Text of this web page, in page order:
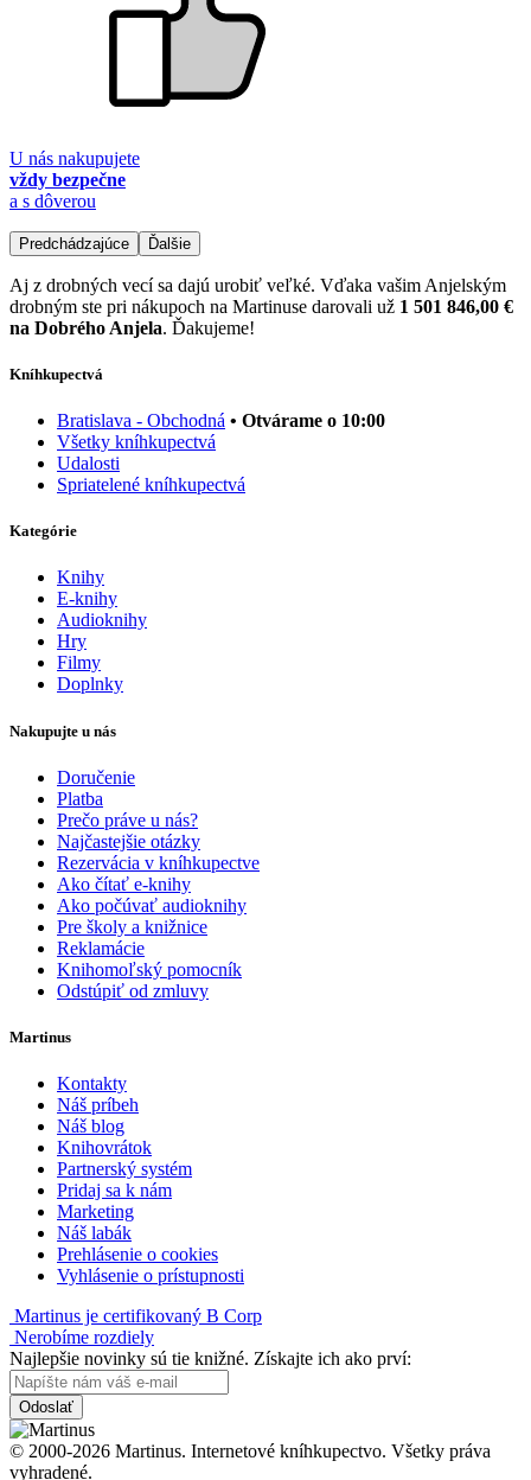
U nás nakupujete
vždy bezpečne
a s dôverou
Predchádzajúce Ďalšie
Aj z drobných vecí sa dajú urobiť veľké. Vďaka vašim Anjelským
drobným ste pri nákupoch na Martinuse darovali už 1 501 846,00 €
na Dobrého Anjela. Ďakujeme!
Kníhkupectvá
Bratislava - Obchodná • Otvárame o 10:00
Všetky kníhkupectvá
Udalosti
Spriatelené kníhkupectvá
Kategórie
Knihy
E-knihy
Audioknihy
Hry
Filmy
Doplnky
Nakupujte u nás
Doručenie
Platba
Prečo práve u nás?
Najčastejšie otázky
Rezervácia v kníhkupectve
Ako čítať e-knihy
Ako počúvať audioknihy
Pre školy a knižnice
Reklamácie
Knihomoľský pomocník
Odstúpiť od zmluvy
Martinus
Kontakty
Náš príbeh
Náš blog
Knihovrátok
Partnerský systém
Pridaj sa k nám
Marketing
Náš labák
Prehlásenie o cookies
Vyhlásenie o prístupnosti
Martinus je certifikovaný B Corp
Nerobíme rozdiely
Najlepšie novinky sú tie knižné. Získajte ich ako prví:
Odoslať
© 2000-2026 Martinus. Internetové kníhkupectvo. Všetky práva
vyhradené.